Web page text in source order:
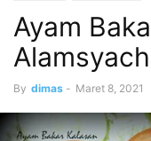
Ayam
Alamsyach
By dimas - Maret 8, 2021